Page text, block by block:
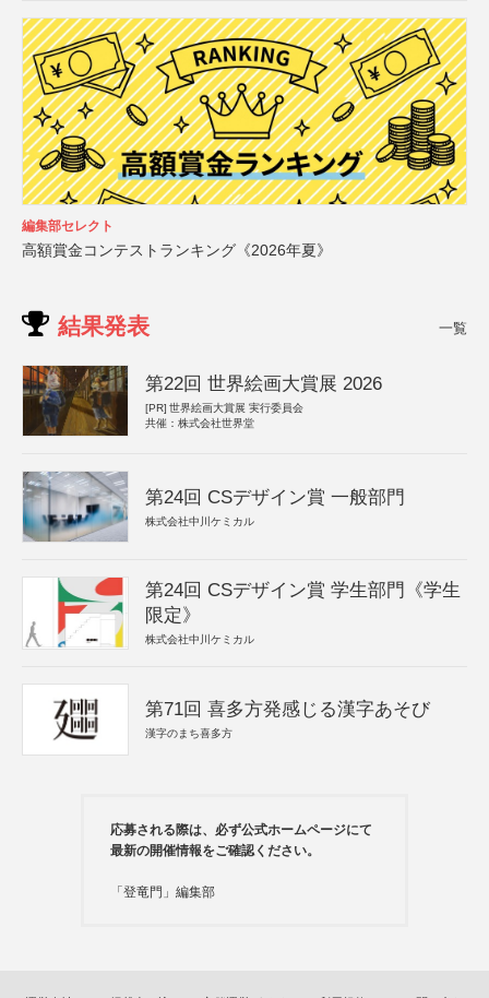
編集部セレクト
高額賞金コンテストランキング《2026年夏》
結果発表 一覧
第22回 世界絵画大賞展 2026
[PR] 世界絵画大賞展 実行委員会
共催：株式会社世界堂
第24回 CSデザイン賞 一般部門
株式会社中川ケミカル
第24回 CSデザイン賞 学生部門《学生
限定》
株式会社中川ケミカル
第71回 喜多方発感じる漢字あそび
漢字のまち喜多方
応募される際は、必ず公式ホームページにて
最新の開催情報をご確認ください。
「登竜門」編集部